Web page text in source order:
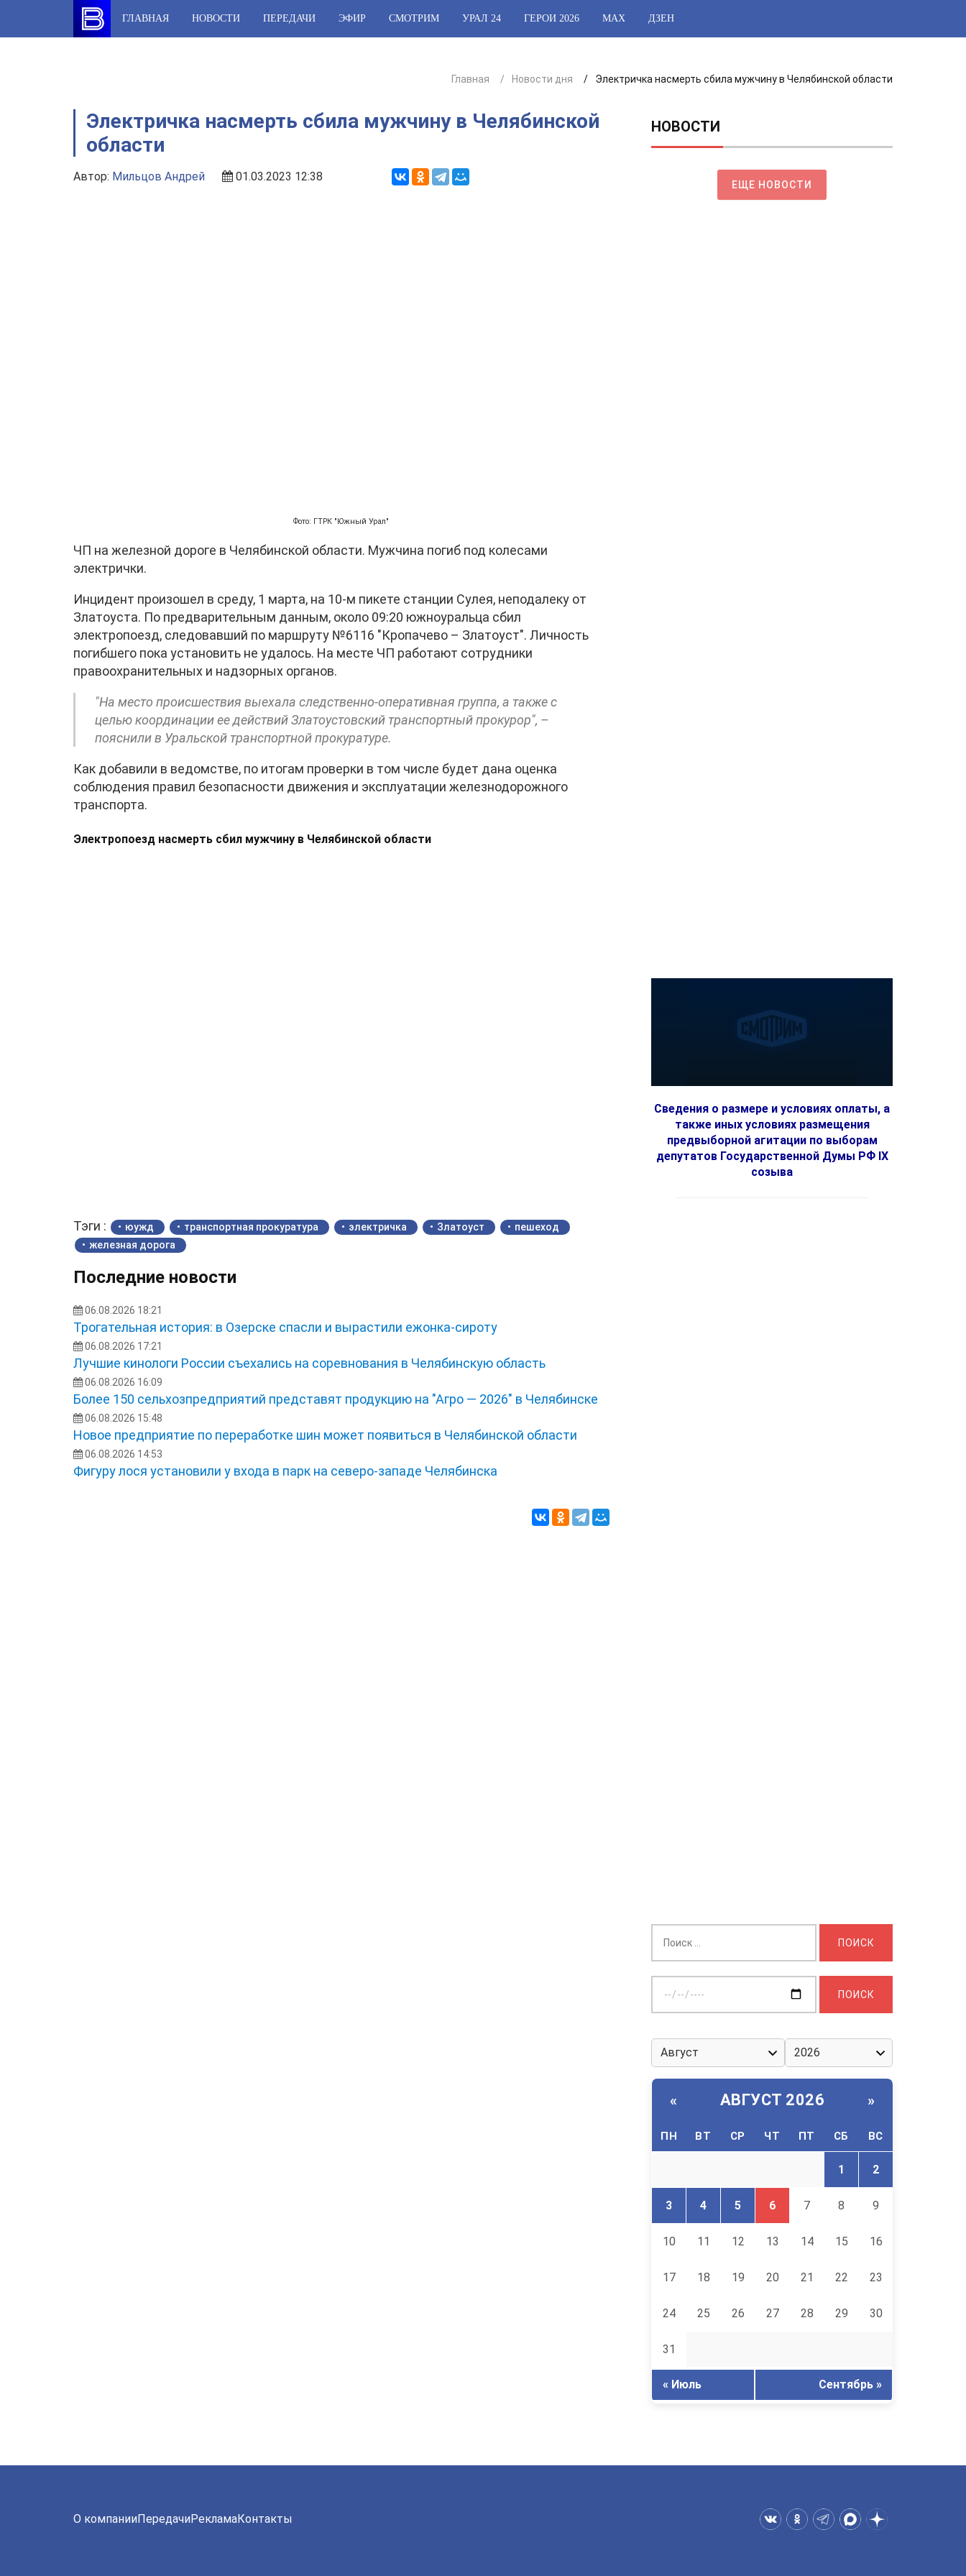
content
ГЛАВНАЯ НОВОСТИ ПЕРЕДАЧИ ЭФИР СМОТРИМ УРАЛ 24 ГЕРОИ 2026 МАХ ДЗЕН
Главная Новости дня Электричка насмерть сбила мужчину в Челябинской области
Электричка насмерть сбила мужчину в Челябинской
области
Автор: Мильцов Андрей 01.03.2023 12:38
Фото: ГТРК "Южный Урал"
ЧП на железной дороге в Челябинской области. Мужчина погиб под колесами
электрички.
Инцидент произошел в среду, 1 марта, на 10-м пикете станции Сулея, неподалеку от
Златоуста. По предварительным данным, около 09:20 южноуральца сбил
электропоезд, следовавший по маршруту №6116 "Кропачево – Златоуст". Личность
погибшего пока установить не удалось. На месте ЧП работают сотрудники
правоохранительных и надзорных органов.
"На место происшествия выехала следственно-оперативная группа, а также с
целью координации ее действий Златоустовский транспортный прокурор", –
пояснили в Уральской транспортной прокуратуре.
Как добавили в ведомстве, по итогам проверки в том числе будет дана оценка
соблюдения правил безопасности движения и эксплуатации железнодорожного
транспорта.
Электропоезд насмерть сбил мужчину в Челябинской области
Тэги : юужд транспортная прокуратура электричка Златоуст
пешеход
железная дорога
Последние новости
06.08.2026 18:21
Трогательная история: в Озерске спасли и вырастили ежонка‑сироту
06.08.2026 17:21
Лучшие кинологи России съехались на соревнования в Челябинскую область
06.08.2026 16:09
Более 150 сельхозпредприятий представят продукцию на "Агро — 2026" в Челябинске
06.08.2026 15:48
Новое предприятие по переработке шин может появиться в Челябинской области
06.08.2026 14:53
Фигуру лося установили у входа в парк на северо-западе Челябинска
НОВОСТИ
ЕЩЕ НОВОСТИ
Сведения о размере и условиях оплаты, а
также иных условиях размещения
предвыборной агитации по выборам
депутатов Государственной Думы РФ IX
созыва
дату:
« АВГУСТ 2026 »
ПН ВТ СР ЧТ ПТ СБ ВС
1 2
3 4 5 6 7 8 9
10 11 12 13 14 15 16
17 18 19 20 21 22 23
24 25 26 27 28 29 30
31
« Июль Сентябрь »
О компанииПередачиРекламаКонтакты